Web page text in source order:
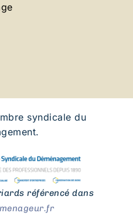
syndicale du
référencé dans